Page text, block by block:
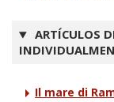
ARTÍCULOS
Il mare di